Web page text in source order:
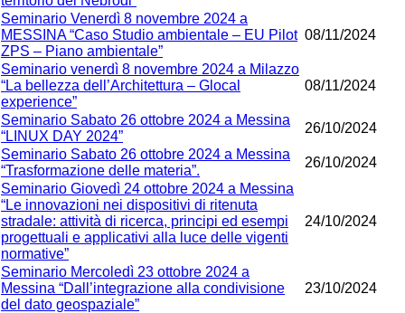
Seminario Venerdì 8 novembre 2024 a
MESSINA “Caso Studio ambientale – EU Pilot
ZPS – Piano ambientale”
08/11/2024
Seminario venerdì 8 novembre 2024 a Milazzo
“La bellezza dell’Architettura – Glocal
experience”
08/11/2024
Seminario Sabato 26 ottobre 2024 a Messina
“LINUX DAY 2024”
26/10/2024
Seminario Sabato 26 ottobre 2024 a Messina
“Trasformazione delle materia”.
26/10/2024
Seminario Giovedì 24 ottobre 2024 a Messina
“Le innovazioni nei dispositivi di ritenuta
stradale: attività di ricerca, principi ed esempi
progettuali e applicativi alla luce delle vigenti
normative”
24/10/2024
Seminario Mercoledì 23 ottobre 2024 a
Messina “Dall’integrazione alla condivisione
del dato geospaziale”
23/10/2024